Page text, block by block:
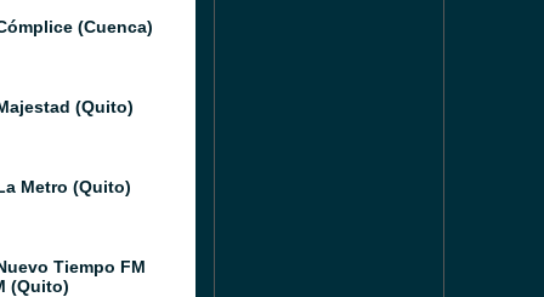
(Cuenca)
(Quito)
Metro (Quito)
Tiempo FM
(Quito)